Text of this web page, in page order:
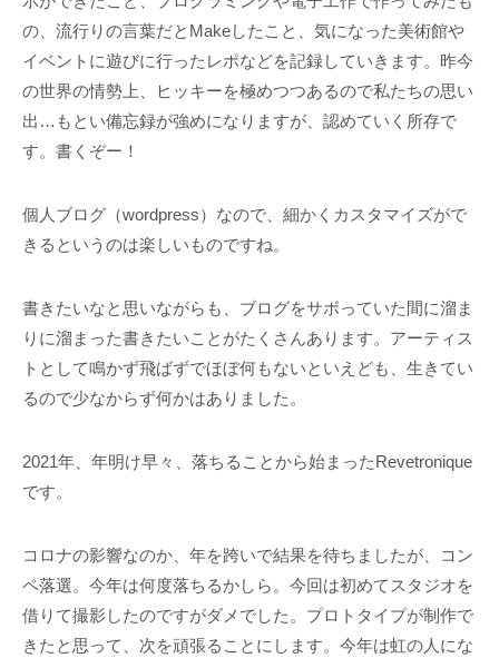
の、流行りの言葉だとMakeしたこと、気になった美術館や
イベントに遊びに行ったレポなどを記録していきます。昨今
の世界の情勢上、ヒッキーを極めつつあるので私たちの思い
出…もとい備忘録が強めになりますが、認めていく所存で
す。書くぞー！
個人ブログ（wordpress）なので、細かくカスタマイズがで
きるというのは楽しいものですね。
書きたいなと思いながらも、ブログをサボっていた間に溜ま
りに溜まった書きたいことがたくさんあります。アーティス
トとして鳴かず飛ばずでほぼ何もないといえども、生きてい
るので少なからず何かはありました。
2021年、年明け早々、落ちることから始まったRevetronique
です。
コロナの影響なのか、年を跨いで結果を待ちましたが、コン
ペ落選。今年は何度落ちるかしら。今回は初めてスタジオを
借りて撮影したのですがダメでした。プロトタイプが制作で
きたと思って、次を頑張ることにします。今年は虹の人にな